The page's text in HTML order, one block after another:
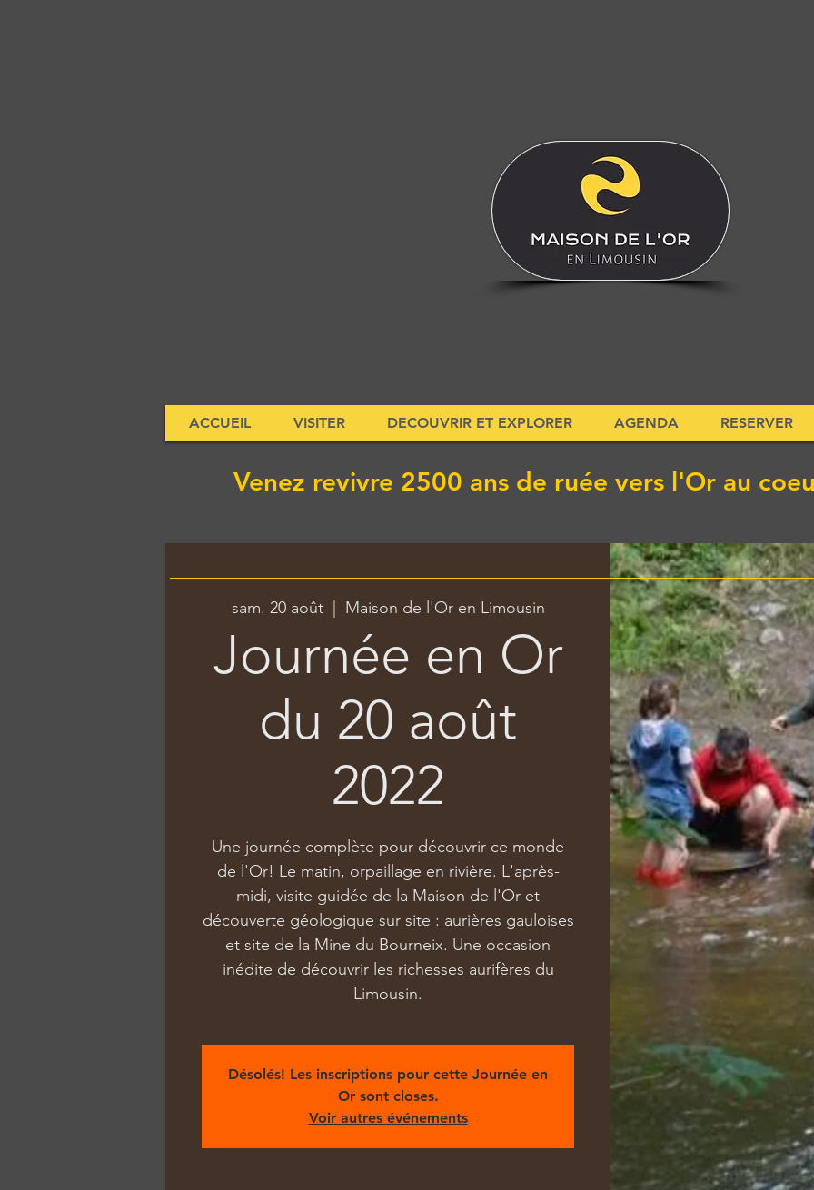
ACCUEIL VISITER DECOUVRIR ET EXPLORER AGENDA RESERVER
Venez revivre 2500 ans de ruée vers l'Or au
sam. 20 août
  |
Maison de l'Or en Limousin
Journée en Or
du 20 août
2022
Une journée complète pour découvrir ce monde
de l'Or! Le matin, orpaillage en rivière. L'après-
midi, visite guidée de la Maison de l'Or et
découverte géologique sur site : aurières gauloises
et site de la Mine du Bourneix. Une occasion
inédite de découvrir les richesses aurifères du
Limousin.
Désolés! Les inscriptions pour cette Journée en
Or sont closes.
Voir autres événements